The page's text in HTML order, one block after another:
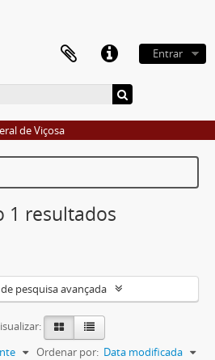
Entrar
de Viçosa
1 resultados
pesquisa avançada
Ordenar por: Data modificada